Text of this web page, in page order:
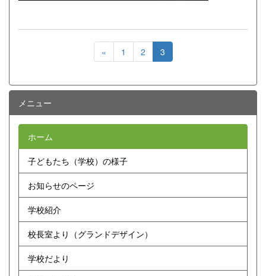
« 1 2 3
メニュー
ホーム
子どもたち（学校）の様子
お知らせのページ
学校紹介
校長室より（グランドデザイン）
学校だより